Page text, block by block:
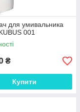
для умивальника
001
₴
Купити